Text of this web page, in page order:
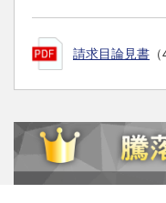
請求目論見書